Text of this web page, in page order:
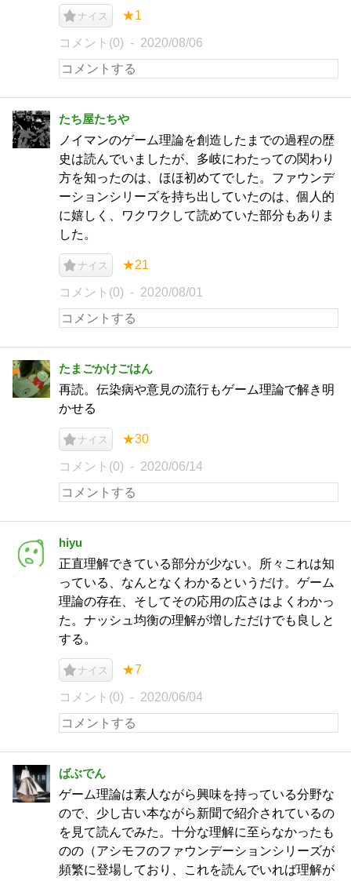
ナイス ★1
コメント(0) 2020/08/06
たち屋たちや
ノイマンのゲーム理論を創造したまでの過程の歴
史は読んでいましたが、多岐にわたっての関わり
方を知ったのは、ほほ初めてでした。ファウンデ
ーションシリーズを持ち出していたのは、個人的
に嬉しく、ワクワクして読めていた部分もありま
した。
ナイス ★21
コメント(0) 2020/08/01
たまごかけごはん
再読。伝染病や意見の流行もゲーム理論で解き明
かせる
ナイス ★30
コメント(0) 2020/06/14
hiyu
正直理解できている部分が少ない。所々これは知
っている、なんとなくわかるというだけ。ゲーム
理論の存在、そしてその応用の広さはよくわかっ
た。ナッシュ均衡の理解が増しただけでも良しと
する。
ナイス ★7
コメント(0) 2020/06/04
ばぶでん
ゲーム理論は素人ながら興味を持っている分野な
ので、少し古い本ながら新聞で紹介されているの
を見て読んでみた。十分な理解に至らなかったも
のの（アシモフのファウンデーションシリーズが
頻繁に登場しており、これを読んでいれば理解が